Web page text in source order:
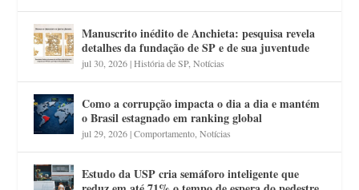
Manuscrito inédito de Anchieta: pesquisa revela
detalhes da fundação de SP e de sua juventude
jul 30, 2026|História de SP,Notícias
Como a corrupção impacta o dia a dia e mantém
o Brasil estagnado em ranking global
jul 29, 2026|Comportamento ,Notícias
Estudo da USP cria semáforo inteligente que